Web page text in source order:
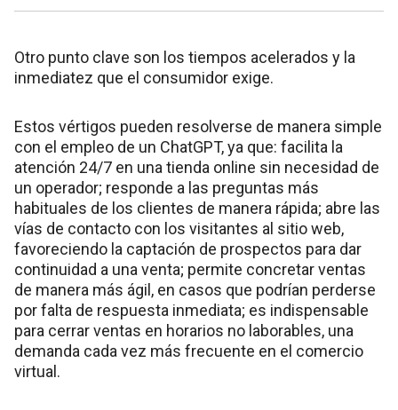
Otro punto clave son los tiempos acelerados y la
inmediatez que el consumidor exige.
Estos vértigos pueden resolverse de manera simple
con el empleo de un ChatGPT, ya que: facilita la
atención 24/7 en una tienda online sin necesidad de
un operador; responde a las preguntas más
habituales de los clientes de manera rápida; abre las
vías de contacto con los visitantes al sitio web,
favoreciendo la captación de prospectos para dar
continuidad a una venta; permite concretar ventas
de manera más ágil, en casos que podrían perderse
por falta de respuesta inmediata; es indispensable
para cerrar ventas en horarios no laborables, una
demanda cada vez más frecuente en el comercio
virtual.